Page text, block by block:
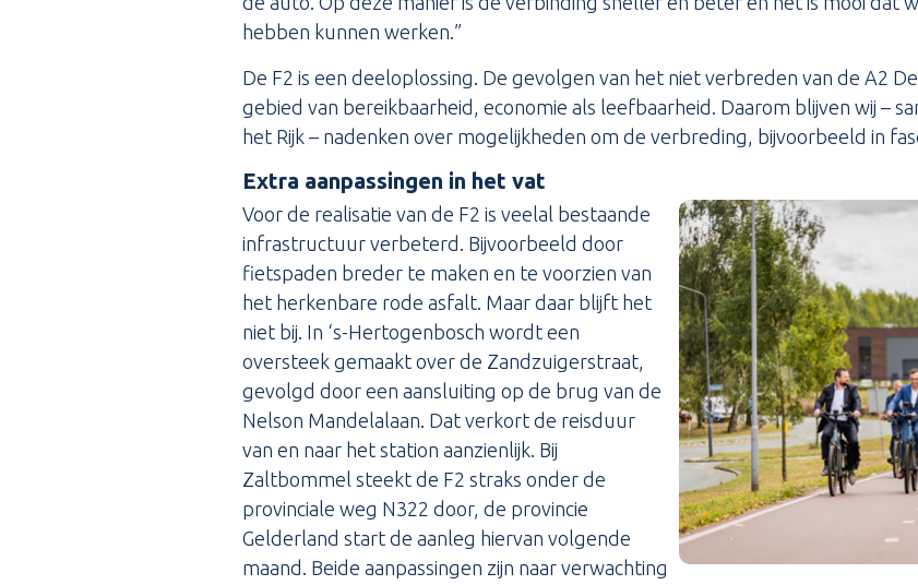
hebben kunnen werken.”
De F2 is een deeloplossing. De gevolgen van het niet verbreden van de A2
gebied van bereikbaarheid, economie als leefbaarheid. Daarom blijven wij –
het Rijk – nadenken over mogelijkheden om de verbreding, bijvoorbeeld in
Extra aanpassingen in het vat
Voor de realisatie van de F2 is veelal bestaande
infrastructuur verbeterd. Bijvoorbeeld door
fietspaden breder te maken en te voorzien van
het herkenbare rode asfalt. Maar daar blijft het
niet bij. In ‘s-Hertogenbosch wordt een
oversteek gemaakt over de Zandzuigerstraat,
gevolgd door een aansluiting op de brug van de
Nelson Mandelalaan. Dat verkort de reisduur
van en naar het station aanzienlijk. Bij
Zaltbommel steekt de F2 straks onder de
provinciale weg N322 door, de provincie
Gelderland start de aanleg hiervan volgende
maand. Beide aanpassingen zijn naar verwachting